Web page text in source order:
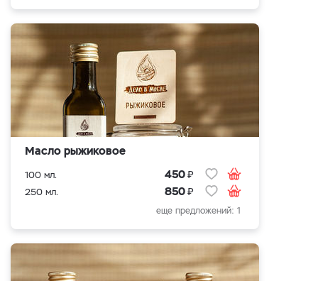
Масло рыжиковое
100 мл. 450₽
250 мл. 850₽
еще предложений: 1